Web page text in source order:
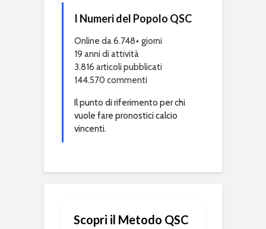
I Numeri del Popolo QSC
Online da 6.748+ giorni
19 anni di attività
3.816 articoli pubblicati
144.570 commenti
Il punto di riferimento per chi
vuole fare pronostici calcio
vincenti.
Scopri il Metodo QSC